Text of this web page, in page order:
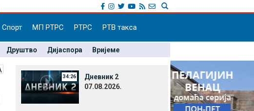
Спорт МП РТРС РТРС РТВ такса
Друштво Дијаспора Вријеме
34:26
Дневник 2
07.08.2026.